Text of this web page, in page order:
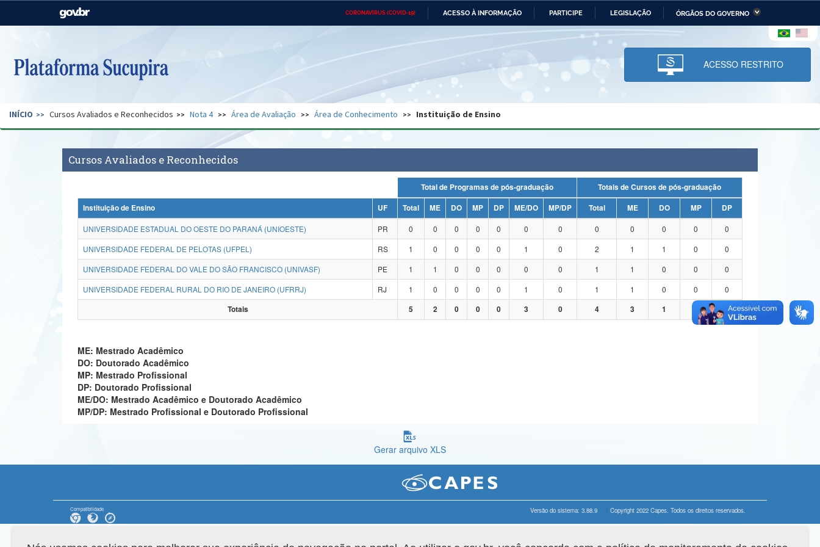
CORONAVÍRUS (COVID-19) ACESSO À INFORMAÇÃO PARTICIPE LEGISLAÇÃO ÓRGÃOS DO GOVERNO
Casa Civil Ministério das Relações Ministério da Economia Ministério da Infraestrutura
Pecuária e Abastecimento
Ministério da Ciência,
Tecnologia, Inovações e
Comunicações
Ministério do Desenvolvimento
Regional e dos Direitos Humanos
Secretaria de Governo Gabinete de Segurança Advocacia-Geral da União Banco Central do Brasil Planalto
ACESSO RESTRITO
INÍCIO Cursos Avaliados e Reconhecidos Nota 4 Área de Avaliação Área de Conhecimento Instituição de Ensino
Cursos Avaliados e Reconhecidos
Total de Programas de pós-graduação
Totais de Cursos de pós-graduação
Instituição de Ensino
UF Total ME DO MP DP ME/DO MP/DP Total ME DO MP
DP
UNIVERSIDADE ESTADUAL DO OESTE DO PARANÁ (UNIOESTE)
PR 0 0 0 0 0 0 0 0 0 0 0
0
UNIVERSIDADE FEDERAL DE PELOTAS (UFPEL)
RS 1 0 0 0 0 1 0 2 1 1 0
0
UNIVERSIDADE FEDERAL DO VALE DO SÃO FRANCISCO (UNIVASF)
PE 1 1 0 0 0 0 0 1 1 0 0
0
UNIVERSIDADE FEDERAL RURAL DO RIO DE JANEIRO (UFRRJ)
RJ 1 0 0 0 0 1 0 1 1 0 0
0
Totais
5 2 0 0 0 3 0 4 3 1 0
ME: Mestrado Acadêmico
DO: Doutorado Acadêmico
MP: Mestrado Profissional
DP: Doutorado Profissional
ME/DO: Mestrado Acadêmico e Doutorado Acadêmico
MP/DP: Mestrado Profissional e Doutorado Profissional
Gerar arquivo XLS
Compatibilidade Versão do sistema: 3.88.9 Copyright 2022 Capes. Todos os direitos reservados.